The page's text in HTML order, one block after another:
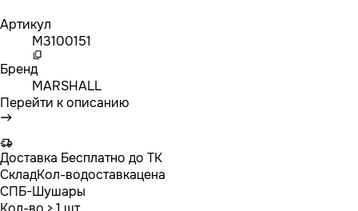
Артикул
M3100151
Бренд
MARSHALL
Перейти к описанию
Доставка Бесплатно до ТК
СкладКол-водоставкацена
СПБ-Шушары